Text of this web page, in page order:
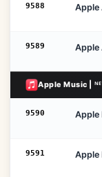
9588 Apple
9589 Apple
Apple Music |
9590 Apple
9591 Apple